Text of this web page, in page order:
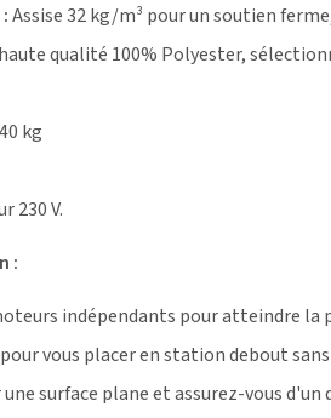
Assise 32 kg/m³ pour un soutien
qualité 100% Polyester,
kg
230 V.
:
indépendants pour atteindre
vous placer en station debout
surface plane et assurez-vous